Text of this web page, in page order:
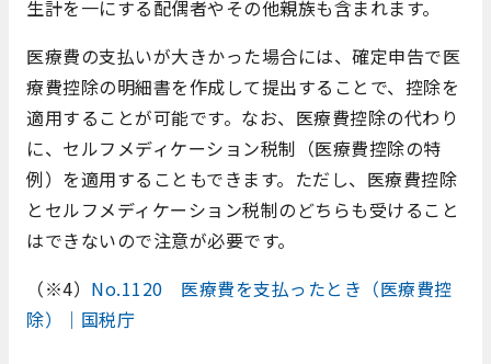
生計を一にする配偶者やその他親族も含まれます。
医療費の支払いが大きかった場合には、確定申告で医
療費控除の明細書を作成して提出することで、控除を
適用することが可能です。なお、医療費控除の代わり
に、セルフメディケーション税制（医療費控除の特
例）を適用することもできます。ただし、医療費控除
とセルフメディケーション税制のどちらも受けること
はできないので注意が必要です。
（※4） No.1120 医療費を支払ったとき（医療費控
除）｜国税庁